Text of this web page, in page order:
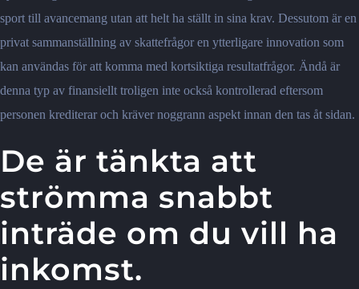
sport till avancemang utan att helt ha ställt in sina krav. Dessutom är en
privat sammanställning av skattefrågor en ytterligare innovation som
kan användas för att komma med kortsiktiga resultatfrågor. Ändå är
denna typ av finansiellt troligen inte också kontrollerad eftersom
personen krediterar och kräver noggrann aspekt innan den tas åt sidan.
De är tänkta att
strömma snabbt
inträde om du vill ha
inkomst.